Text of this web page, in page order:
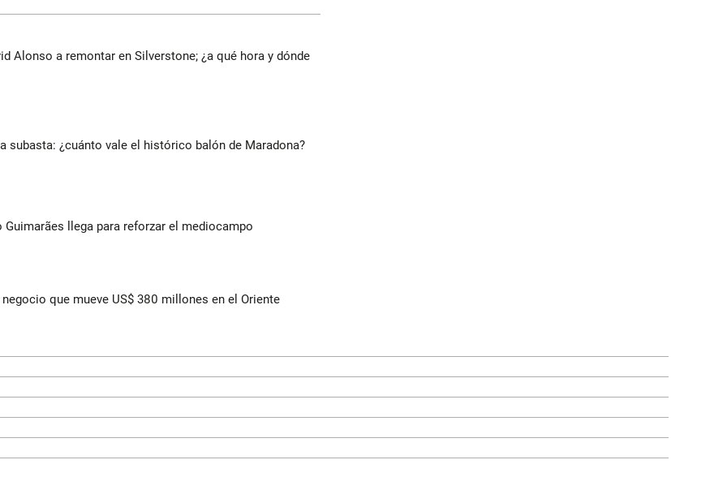
Alonso a remontar en Silverstone; ¿a qué hora y dónde
subasta: ¿cuánto vale el histórico balón de Maradona?
Guimarães llega para reforzar el mediocampo
que mueve US$ 380 millones en el Oriente